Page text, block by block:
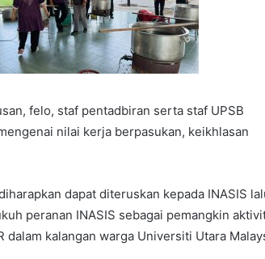
felo, staf pentadbiran serta staf UPSB
nilai kerja berpasukan, keikhlasan
dapat diteruskan kepada INASIS
peranan INASIS sebagai pemangkin
dalam kalangan warga Universiti Utara